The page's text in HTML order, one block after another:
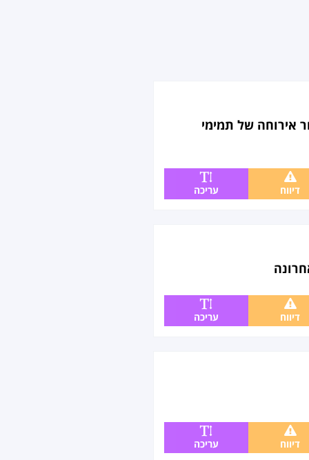
אירוחה של תמימי
דיווח עריכה
דיווח עריכה
דיווח עריכה